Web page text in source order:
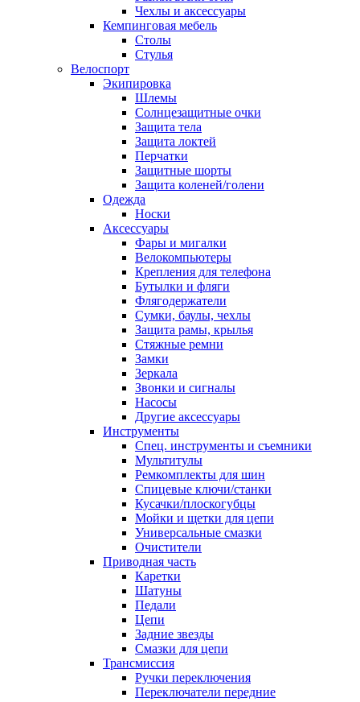
Чехлы и аксессуары
Кемпинговая мебель
Столы
Стулья
Велоспорт
Экипировка
Шлемы
Солнцезащитные очки
Защита тела
Защита локтей
Перчатки
Защитные шорты
Защита коленей/голени
Одежда
Носки
Аксессуары
Фары и мигалки
Велокомпьютеры
Крепления для телефона
Бутылки и фляги
Флягодержатели
Сумки, баулы, чехлы
Защита рамы, крылья
Стяжные ремни
Замки
Зеркала
Звонки и сигналы
Насосы
Другие аксессуары
Инструменты
Спец. инструменты и съемники
Мультитулы
Ремкомплекты для шин
Спицевые ключи/станки
Кусачки/плоскогубцы
Мойки и щетки для цепи
Универсальные смазки
Очистители
Приводная часть
Каретки
Шатуны
Педали
Цепи
Задние звезды
Смазки для цепи
Трансмиссия
Ручки переключения
Переключатели передние